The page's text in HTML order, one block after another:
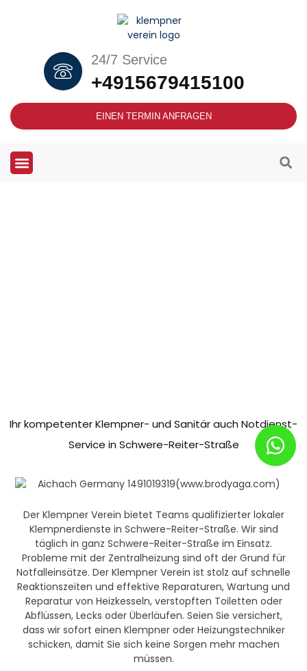
24/7 Service
+4915679415100
EINEN TERMIN ANFRAGEN
Ihr kompetenter Klempner- und Sanitär auch Notdienst-
Service in Schwere-Reiter-Straße
Der Klempner Verein bietet Teams qualifizierter lokaler
Klempnerdienste in Schwere-Reiter-Straße. Wir sind
täglich in ganz Schwere-Reiter-Straße im Einsatz.
Probleme mit der Zentralheizung sind oft der Grund für
Notfalleinsätze. Der Klempner Verein ist stolz auf schnelle
Reaktionszeiten und effektive Reparaturen, Wartung und
Reparatur von Heizkesseln, verstopften Toiletten oder
Abflüssen, Lecks oder Überläufen. Seien Sie versichert,
dass wir sofort einen Klempner oder Heizungstechniker
schicken, damit Sie sich keine Sorgen mehr machen
müssen.